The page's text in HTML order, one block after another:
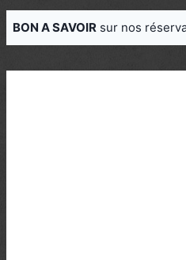
BON A SAVOIR sur nos